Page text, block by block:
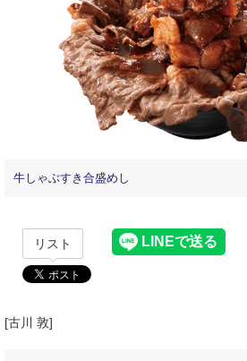
牛しゃぶすき合盛めし
リスト
[古川 敦]